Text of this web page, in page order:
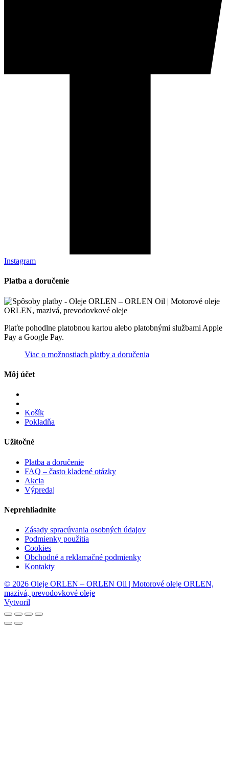
Instagram
Platba a doručenie
Plaťte pohodlne platobnou kartou alebo platobnými službami Apple
Pay a Google Pay.
Viac o možnostiach platby a doručenia
Môj účet
Košík
Pokladňa
Užitočné
Platba a doručenie
FAQ – často kladené otázky
Akcia
Výpredaj
Neprehliadnite
Zásady spracúvania osobných údajov
Podmienky použitia
Cookies
Obchodné a reklamačné podmienky
Kontakty
© 2026 Oleje ORLEN – ORLEN Oil | Motorové oleje ORLEN,
mazivá, prevodovkové oleje
Vytvoril